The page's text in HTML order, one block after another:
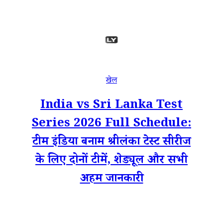
खेल
India vs Sri Lanka Test
Series 2026 Full Schedule:
टीम इंडिया बनाम श्रीलंका टेस्ट सीरीज
के लिए दोनों टीमें, शेड्यूल और सभी
अहम जानकारी